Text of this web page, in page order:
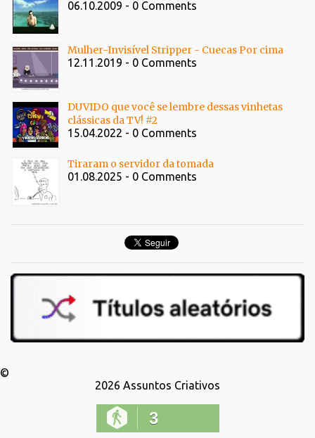
06.10.2009 - 0 Comments
Mulher-Invisível Stripper - Cuecas Por cima
12.11.2019 - 0 Comments
DUVIDO que você se lembre dessas vinhetas
clássicas da TV! #2
15.04.2022 - 0 Comments
Tiraram o servidor da tomada
01.08.2025 - 0 Comments
©
2026 Assuntos Criativos
3